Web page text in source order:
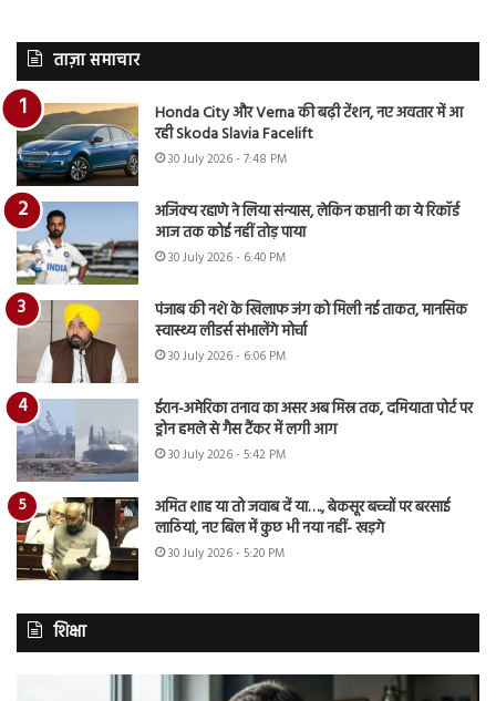
ताज़ा समाचार
Honda City और Verna की बढ़ी टेंशन, नए अवतार में आ
रही Skoda Slavia Facelift
30 July 2026 - 7:48 PM
अजिंक्य रहाणे ने लिया संन्यास, लेकिन कप्तानी का ये रिकॉर्ड
आज तक कोई नहीं तोड़ पाया
30 July 2026 - 6:40 PM
पंजाब की नशे के खिलाफ जंग को मिली नई ताकत, मानसिक
स्वास्थ्य लीडर्स संभालेंगे मोर्चा
30 July 2026 - 6:06 PM
ईरान-अमेरिका तनाव का असर अब मिस्र तक, दमियाता पोर्ट पर
ड्रोन हमले से गैस टैंकर में लगी आग
30 July 2026 - 5:42 PM
अमित शाह या तो जवाब दें या…., बेकसूर बच्चों पर बरसाई
लाठियां, नए बिल में कुछ भी नया नहीं- खड़गे
30 July 2026 - 5:20 PM
शिक्षा